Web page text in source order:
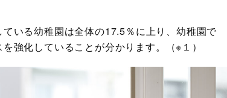
いる幼稚園は全体の17.5％に上り、幼稚園で
強化していることが分かります。（※１）